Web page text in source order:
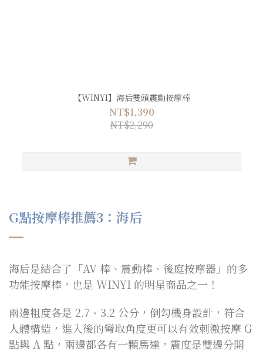
【WINYI】海后雙頭震動按摩棒
NT$1,390
NT$2,290
G點按摩棒推薦3：海后
海后是結合了「AV 棒、震動棒、後庭按摩器」的多
功能按摩棒，也是 WINYI 的明星商品之一！
兩邊粗度各是 2.7、3.2 公分，倒勾機身設計，符合
人體構造，進入後的彎取角度更可以有效刺激按摩 G
點與 A 點，兩邊都各有一顆馬達，震度是雙邊分開